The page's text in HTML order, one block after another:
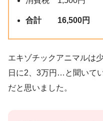
合計 16,500円
エキゾチックアニマルは
日に2、3万円…と聞いて
だと思いました。